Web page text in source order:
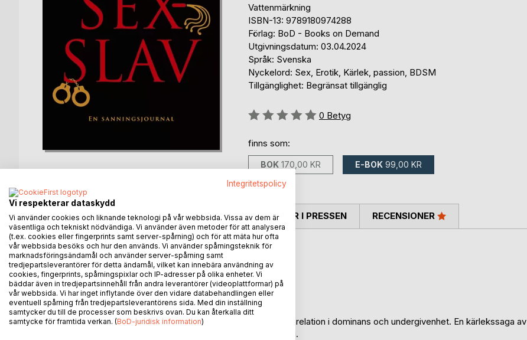
Vattenmärkning
ISBN-13: 9789180974288
Förlag: BoD - Books on Demand
Utgivningsdatum: 03.04.2024
Språk: Svenska
Nyckelord: Sex, Erotik, Kärlek, passion, BDSM
Tillgänglighet: Begränsat tillgänglig
Betyg::
0 Betyg
finns som:
BOK 170,00 KR E-BOK 99,00 KR
BESKRIVNING
EROTIKPEDAGOGEN BERÄTTAR ALLT
UTOM SIN SEXSLAVS NAMN
ETT EROTISKT PASSIONSDRAMA
MED DOMINANS OCH UNDERKASTELSE
Erotikpedagogens egen osminkade sanning om sin första relation i dominans och undergivenhet. En kärlekssaga av
erotisk besatthet som slutade i lögner och djup förnedring.
FÖRFATTARE KOMMENTARER I PRESSEN RECENSIONER
Integritetspolicy
Vi respekterar dataskydd
Vi använder cookies och liknande teknologi på vår webbsida. Vissa av dem är
väsentliga och tekniskt nödvändiga. Vi använder även metoder för att analysera
(t.ex. cookies eller fingerprints samt server-spårning) och för att mäta hur ofta
vår webbsida besöks och hur den används. Vi använder spårningsteknik för
marknadsföringsändamål och använder server-spårning samt
tredjepartsleverantörer för detta ändamål, vilket kan innebära användning av
cookies, fingerprints, spårningspixlar och IP-adresser på olika enheter. Vi
bäddar även in tredjepartsinnehåll från andra leverantörer (videoplattformar) på
vår webbsida. Vi har inget inflytande över den vidare databehandlingen eller
eventuell spårning från tredjepartsleverantörens sida. Med din inställning
samtycker du till de processer som beskrivs ovan. Du kan återkalla ditt
samtycke för framtida verkan. (BoD-juridisk information)